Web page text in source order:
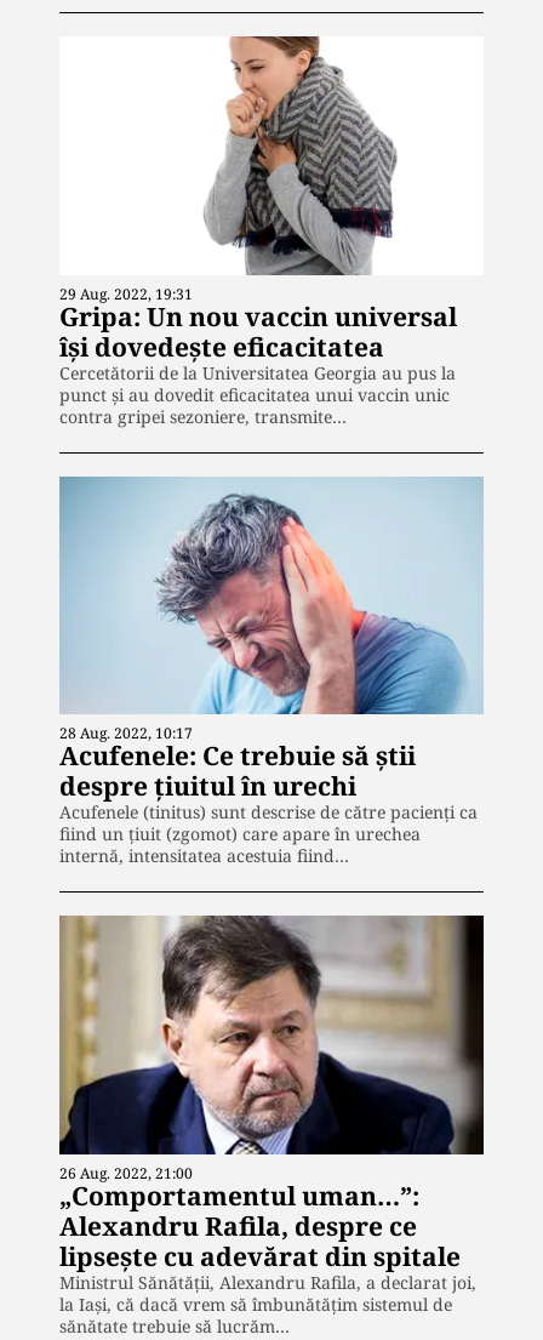
29 Aug. 2022, 19:31
Gripa: Un nou vaccin universal
își dovedește eficacitatea
Cercetătorii de la Universitatea Georgia au pus la
punct și au dovedit eficacitatea unui vaccin unic
contra gripei sezoniere, transmite…
28 Aug. 2022, 10:17
Acufenele: Ce trebuie să știi
despre țiuitul în urechi
Acufenele (tinitus) sunt descrise de către pacienți ca
fiind un țiuit (zgomot) care apare în urechea
internă, intensitatea acestuia fiind…
26 Aug. 2022, 21:00
„Comportamentul uman…”:
Alexandru Rafila, despre ce
lipsește cu adevărat din spitale
Ministrul Sănătăţii, Alexandru Rafila, a declarat joi,
la Iaşi, că dacă vrem să îmbunătăţim sistemul de
sănătate trebuie să lucrăm…